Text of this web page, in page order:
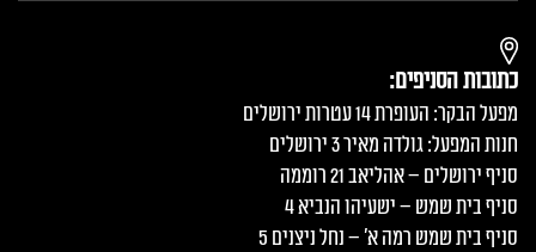
כתובות הסניפים:
מפעל הבקר: העופרת 14 עטרות ירושלים
חנות המפעל: גולדה מאיר 3 ירושלים
סניף ירושלים – אהליאב 21 רוממה
סניף בית שמש – ישעיהו הנביא 4
סניף בית שמש רמה א׳ – נחל ניצנים 5